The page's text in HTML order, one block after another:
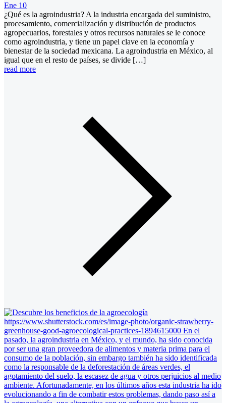
Ene 10
¿Qué es la agroindustria? A la industria encargada del suministro,
procesamiento, comercialización y distribución de productos
agropecuarios, forestales y otros recursos naturales se le conoce
como agroindustria, y tiene un papel clave en la economía y
bienestar de la sociedad mexicana. La agroindustria en México, al
igual que en el resto de países, se divide […]
read more